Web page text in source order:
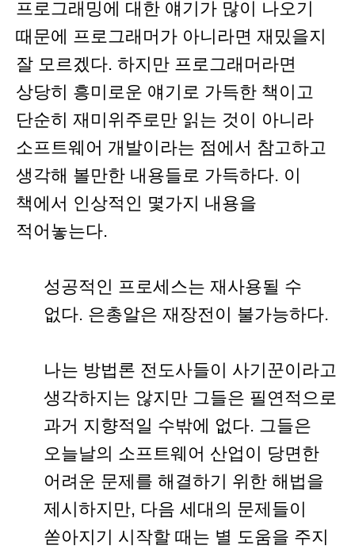
프로그래밍에 대한 얘기가 많이 나오기
때문에 프로그래머가 아니라면 재밌을지
잘 모르겠다. 하지만 프로그래머라면
상당히 흥미로운 얘기로 가득한 책이고
단순히 재미위주로만 읽는 것이 아니라
소프트웨어 개발이라는 점에서 참고하고
생각해 볼만한 내용들로 가득하다. 이
책에서 인상적인 몇가지 내용을
적어놓는다.
성공적인 프로세스는 재사용될 수
없다. 은총알은 재장전이 불가능하다.
나는 방법론 전도사들이 사기꾼이라고
생각하지는 않지만 그들은 필연적으로
과거 지향적일 수밖에 없다. 그들은
오늘날의 소프트웨어 산업이 당면한
어려운 문제를 해결하기 위한 해법을
제시하지만, 다음 세대의 문제들이
쏟아지기 시작할 때는 별 도움을 주지